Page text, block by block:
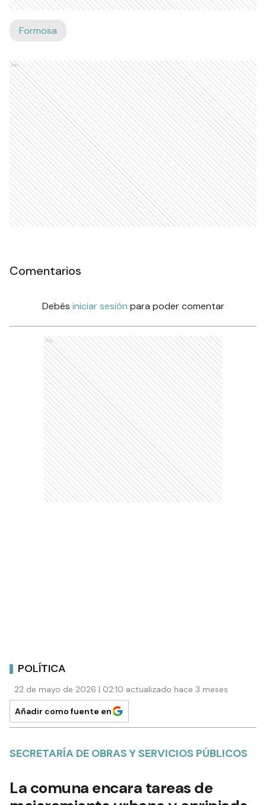
Formosa
Ads
Comentarios
Debés iniciar sesión para poder comentar
Ads
POLÍTICA
22 de mayo de 2026 | 02:10 actualizado hace 3 meses
Añadir como fuente en
SECRETARÍA DE OBRAS Y SERVICIOS PÚBLICOS
La comuna encara tareas de